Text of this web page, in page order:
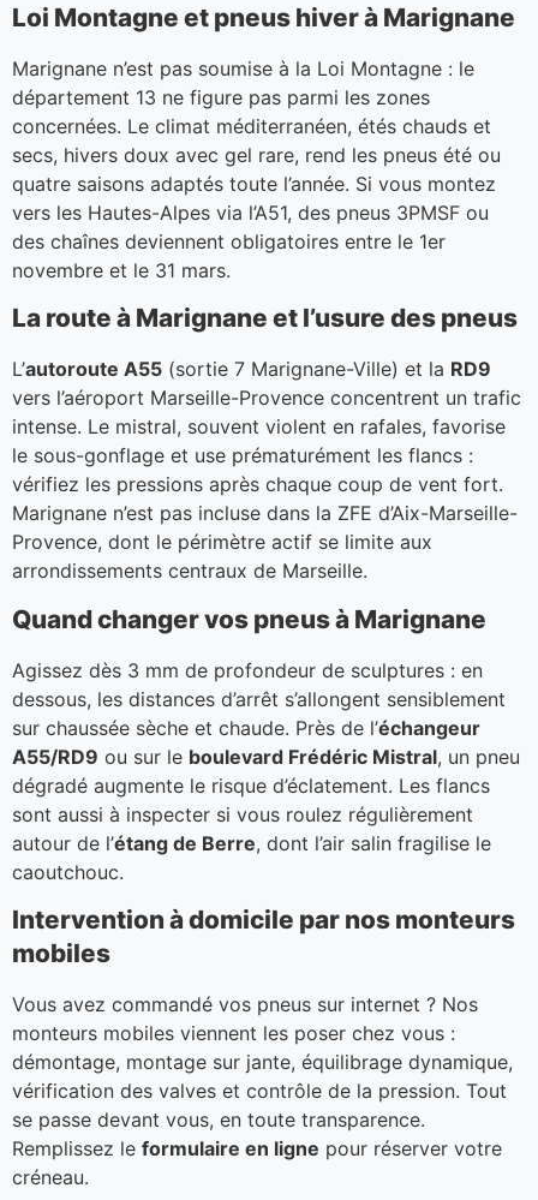
Loi Montagne et pneus hiver à Marignane
Marignane n’est pas soumise à la Loi Montagne : le
département 13 ne figure pas parmi les zones
concernées. Le climat méditerranéen, étés chauds et
secs, hivers doux avec gel rare, rend les pneus été ou
quatre saisons adaptés toute l’année. Si vous montez
vers les Hautes-Alpes via l’A51, des pneus 3PMSF ou
des chaînes deviennent obligatoires entre le 1er
novembre et le 31 mars.
La route à Marignane et l’usure des pneus
L’autoroute A55 (sortie 7 Marignane-Ville) et la RD9
vers l’aéroport Marseille-Provence concentrent un trafic
intense. Le mistral, souvent violent en rafales, favorise
le sous-gonflage et use prématurément les flancs :
vérifiez les pressions après chaque coup de vent fort.
Marignane n’est pas incluse dans la ZFE d’Aix-Marseille-
Provence, dont le périmètre actif se limite aux
arrondissements centraux de Marseille.
Quand changer vos pneus à Marignane
Agissez dès 3 mm de profondeur de sculptures : en
dessous, les distances d’arrêt s’allongent sensiblement
sur chaussée sèche et chaude. Près de l’échangeur
A55/RD9 ou sur le boulevard Frédéric Mistral, un pneu
dégradé augmente le risque d’éclatement. Les flancs
sont aussi à inspecter si vous roulez régulièrement
autour de l’étang de Berre, dont l’air salin fragilise le
caoutchouc.
Intervention à domicile par nos monteurs
mobiles
Vous avez commandé vos pneus sur internet ? Nos
monteurs mobiles viennent les poser chez vous :
démontage, montage sur jante, équilibrage dynamique,
vérification des valves et contrôle de la pression. Tout
se passe devant vous, en toute transparence.
Remplissez le formulaire en ligne pour réserver votre
créneau.